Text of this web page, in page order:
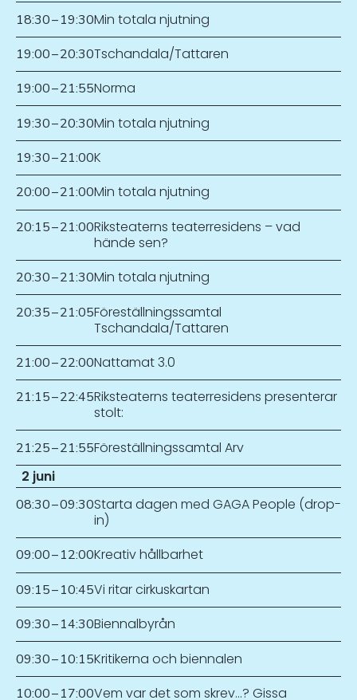
18:30–19:30Min totala njutning
19:00–20:30Tschandala/Tattaren
19:00–21:55Norma
19:30–20:30Min totala njutning
19:30–21:00K
20:00–21:00Min totala njutning
20:15–21:00Riksteaterns teaterresidens – vad
hände sen?
20:30–21:30Min totala njutning
20:35–21:05Föreställningssamtal
Tschandala/Tattaren
21:00–22:00Nattamat 3.0
21:15–22:45Riksteaterns teaterresidens presenterar
stolt:
21:25–21:55Föreställningssamtal Arv
2 juni
08:30–09:30Starta dagen med GAGA People (drop-
in)
09:00–12:00Kreativ hållbarhet
09:15–10:45Vi ritar cirkuskartan
09:30–14:30Biennalbyrån
09:30–10:15Kritikerna och biennalen
10:00–17:00Vem var det som skrev…? Gissa